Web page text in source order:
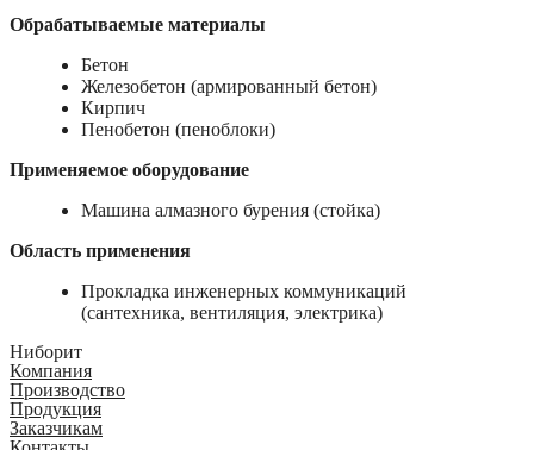
Обрабатываемые материалы
Бетон
Железобетон (армированный бетон)
Кирпич
Пенобетон (пеноблоки)
Применяемое оборудование
Машина алмазного бурения (стойка)
Область применения
Прокладка инженерных коммуникаций
(сантехника, вентиляция, электрика)
Ниборит
Компания
Производство
Продукция
Заказчикам